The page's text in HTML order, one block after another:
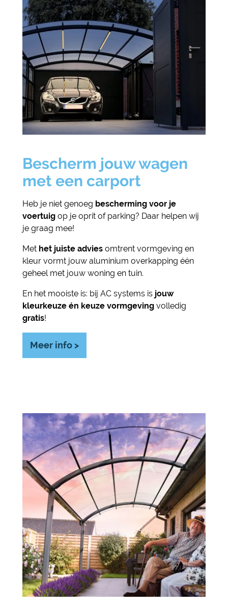
Bescherm jouw wagen
met een carport
Heb je niet genoeg bescherming voor je
voertuigop je oprit of parking? Daar helpen wij
je graag mee!
Met het juiste advies omtrent vormgeving en
kleur vormt jouw aluminium overkapping één
geheel met jouw woning en tuin.
En het mooiste is: bij AC systems isjouw
kleurkeuze én keuze vormgevingvolledig
gratis!
Meer info >